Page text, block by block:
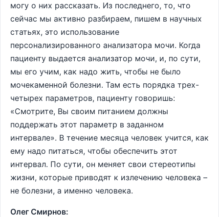
могу о них рассказать. Из последнего, то, что
сейчас мы активно разбираем, пишем в научных
статьях, это использование
персонализированного анализатора мочи. Когда
пациенту выдается анализатор мочи, и, по сути,
мы его учим, как надо жить, чтобы не было
мочекаменной болезни. Там есть порядка трех-
четырех параметров, пациенту говоришь:
«Смотрите, Вы своим питанием должны
поддержать этот параметр в заданном
интервале». В течение месяца человек учится, как
ему надо питаться, чтобы обеспечить этот
интервал. По сути, он меняет свои стереотипы
жизни, которые приводят к излечению человека –
не болезни, а именно человека.
Олег Смирнов: